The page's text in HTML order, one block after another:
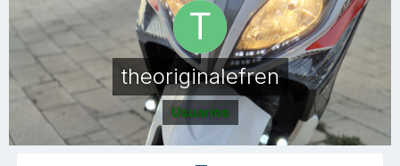
theoriginalefren
Usuarios